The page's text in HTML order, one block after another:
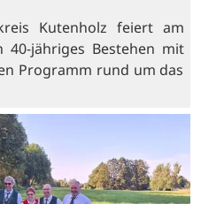
Kutenholz feiert am
40-jähriges Bestehen mit
Programm rund um das